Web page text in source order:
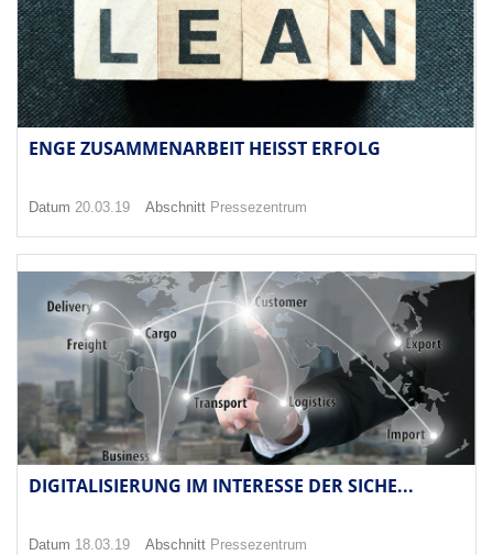
ENGE ZUSAMMENARBEIT HEISST ERFOLG
Datum 20.03.19 Abschnitt Pressezentrum
DIGITALISIERUNG IM INTERESSE DER SICHE...
Datum 18.03.19 Abschnitt Pressezentrum